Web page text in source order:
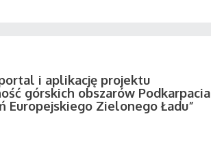
i aplikację projektu
górskich obszarów Podkarpacia
Europejskiego Zielonego Ładu”